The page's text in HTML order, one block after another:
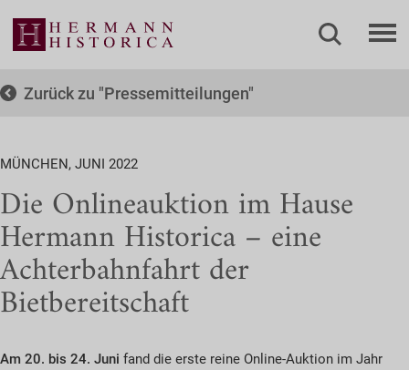
Zurück zu Pressemitteilungen
MÜNCHEN, JUNI 2022
Die Onlineauktion im Hause
Hermann Historica – eine
Achterbahnfahrt der
Bietbereitschaft
Am 20. bis 24. Juni fand die erste reine Online-Auktion im Jahr